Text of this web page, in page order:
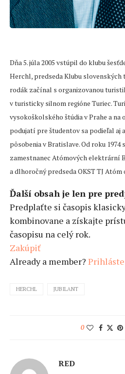
Dňa 5. júla 2005 vstúpil do klubu
Herchl, predseda Klubu
rodák začínal s organizovanou
v turisticky silnom regióne Turiec.
vysokoškolského štúdia v Prahe a
podujatí pre študentov sa podieľal aj
pôsobenia v Bratislave. Od roku 1974
zamestnanec Atómových elektrární
a dlhoročný predseda OKST TJ Atóm
Ďalší obsah je len pre
Predplaťte si časopis
kombinovane a získajte
časopisu na celý rok.
Zakúpiť
Already a member? Prihláste
HERCHL JUBILANT
0
RED